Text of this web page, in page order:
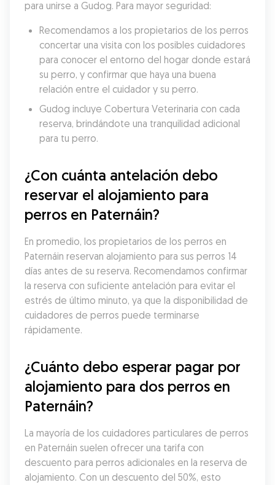
para unirse a Gudog. Para mayor seguridad:
Recomendamos a los propietarios de los perros
concertar una visita con los posibles cuidadores
para conocer el entorno del hogar donde estará
su perro, y confirmar que haya una buena
relación entre el cuidador y su perro.
Gudog incluye Cobertura Veterinaria con cada
reserva, brindándote una tranquilidad adicional
para tu perro.
¿Con cuánta antelación debo
reservar el alojamiento para
perros en Paternáin?
En promedio, los propietarios de los perros en
Paternáin reservan alojamiento para sus perros 14
días antes de su reserva. Recomendamos confirmar
la reserva con suficiente antelación para evitar el
estrés de último minuto, ya que la disponibilidad de
cuidadores de perros puede terminarse
rápidamente.
¿Cuánto debo esperar pagar por
alojamiento para dos perros en
Paternáin?
La mayoría de los cuidadores particulares de perros
en Paternáin suelen ofrecer una tarifa con
descuento para perros adicionales en la reserva de
alojamiento. Con un descuento del 50%, esto